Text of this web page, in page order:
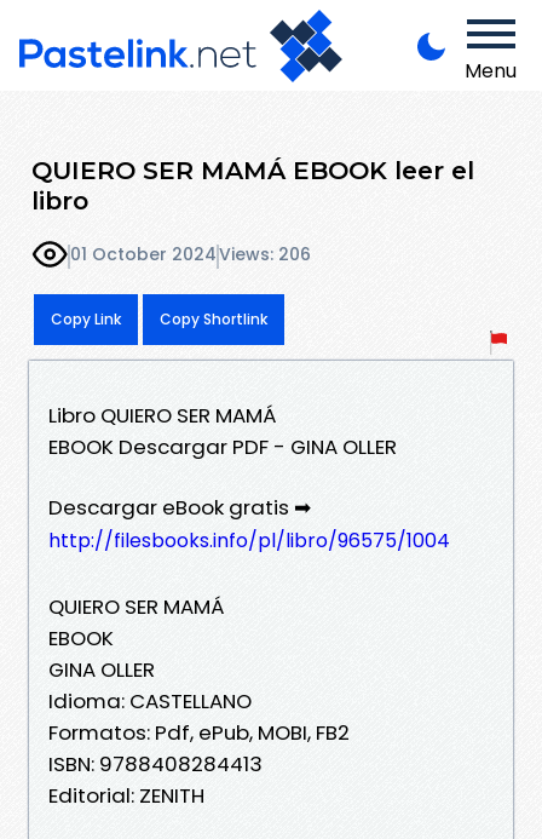
Menu
QUIERO SER MAMÁ EBOOK leer el
libro
01 October 2024Views: 206
Copy Link Copy Shortlink
Libro QUIERO SER MAMÁ
EBOOK Descargar PDF - GINA OLLER
Descargar eBook gratis ➡
http://filesbooks.info/pl/libro/96575/1004
QUIERO SER MAMÁ
EBOOK
GINA OLLER
Idioma: CASTELLANO
Formatos: Pdf, ePub, MOBI, FB2
ISBN: 9788408284413
Editorial: ZENITH